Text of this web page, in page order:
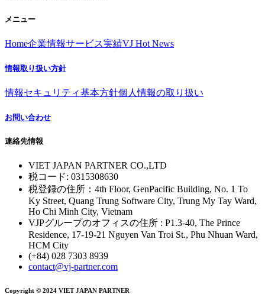
メニュー
Home企業情報サービス実績VJ Hot News
情報取り扱い方針
情報セキュリティ基本方針個人情報の取り扱い
お問い合わせ
連絡先情報
VIET JAPAN PARTNER CO.,LTD
税コード: 0315308630
税登録の住所：4th Floor, GenPacific Building, No. 1 To
Ky Street, Quang Trung Software City, Trung My Tay Ward,
Ho Chi Minh City, Vietnam
VJPグループのオフィスの住所 : P1.3-40, The Prince
Residence, 17-19-21 Nguyen Van Troi St., Phu Nhuan Ward,
HCM City
(+84) 028 7303 8939
contact@vj-partner.com
Copyright © 2024 VIET JAPAN PARTNER